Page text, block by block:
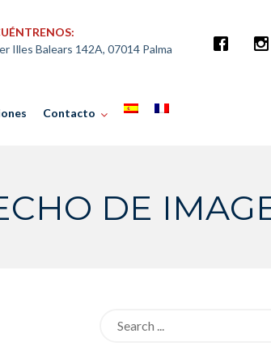
Illes Balears 142A, 07014 Palma
Contacto
DE